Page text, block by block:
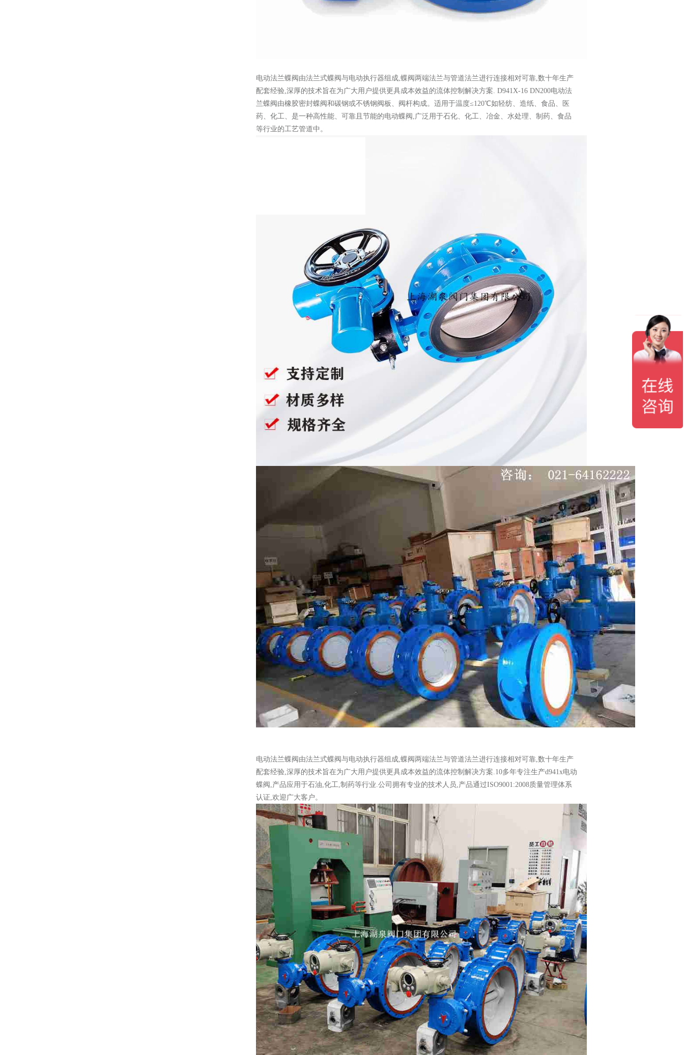
电动法兰蝶阀由法兰式蝶阀与电动执行器组成,蝶阀两端法兰与管道法兰进行连接相对可靠,数十年生产
配套经验,深厚的技术旨在为广大用户提供更具成本效益的流体控制解决方案. D941X-16 DN200电动法
兰蝶阀由橡胶密封蝶阀和碳钢或不锈钢阀板、阀杆构成。适用于温度≤120℃如轻纺、造纸、食品、医
药、化工、是一种高性能、可靠且节能的电动蝶阀,广泛用于石化、化工、冶金、水处理、制药、食品
等行业的工艺管道中。
电动法兰蝶阀由法兰式蝶阀与电动执行器组成,蝶阀两端法兰与管道法兰进行连接相对可靠,数十年生产
配套经验,深厚的技术旨在为广大用户提供更具成本效益的流体控制解决方案.10多年专注生产d941x电动
蝶阀,产品应用于石油,化工,制药等行业.公司拥有专业的技术人员,产品通过ISO9001:2008质量管理体系
认证,欢迎广大客户。